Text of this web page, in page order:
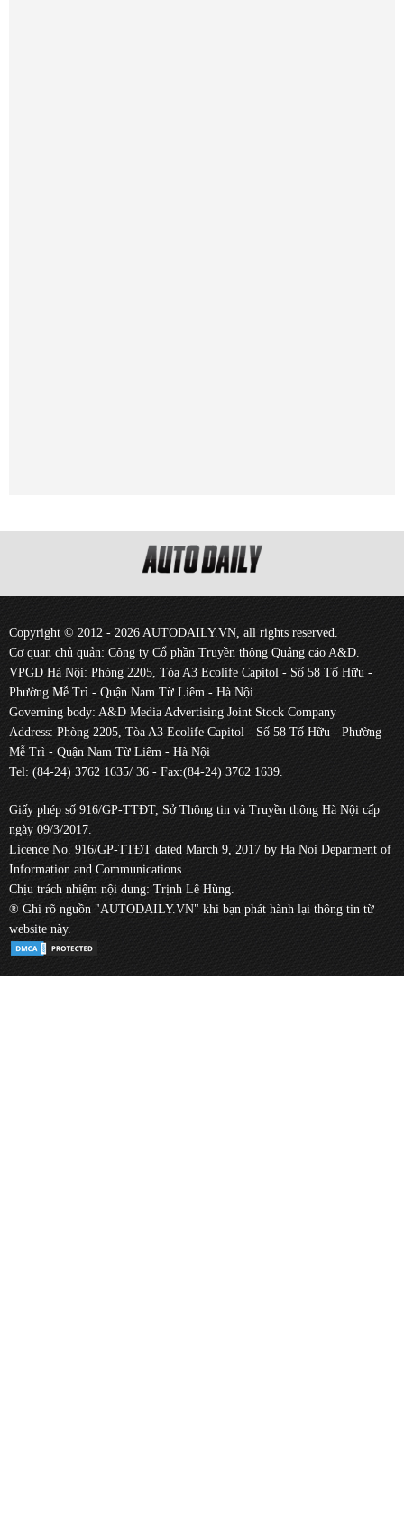
Copyright © 2012 - 2026 AUTODAILY.VN, all rights reserved.
Cơ quan chủ quản: Công ty Cổ phần Truyền thông Quảng cáo A&D.
VPGD Hà Nội: Phòng 2205, Tòa A3 Ecolife Capitol - Số 58 Tố Hữu -
Phường Mễ Trì - Quận Nam Từ Liêm - Hà Nội
Governing body: A&D Media Advertising Joint Stock Company
Address: Phòng 2205, Tòa A3 Ecolife Capitol - Số 58 Tố Hữu - Phường
Mễ Trì - Quận Nam Từ Liêm - Hà Nội
Tel: (84-24) 3762 1635/ 36 - Fax:(84-24) 3762 1639.
Giấy phép số 916/GP-TTĐT, Sở Thông tin và Truyền thông Hà Nội cấp
ngày 09/3/2017.
Licence No. 916/GP-TTĐT dated March 9, 2017 by Ha Noi Deparment of
Information and Communications.
Chịu trách nhiệm nội dung: Trịnh Lê Hùng.
® Ghi rõ nguồn "AUTODAILY.VN" khi bạn phát hành lại thông tin từ
website này.